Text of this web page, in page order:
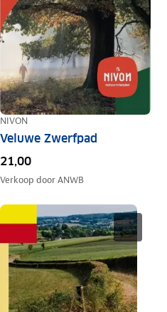
NIVON
Veluwe Zwerfpad
21,00
Verkoop doorANWB